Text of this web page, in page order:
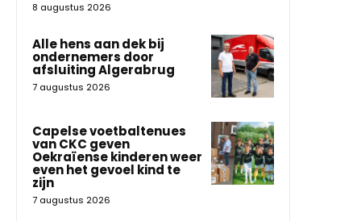
8 augustus 2026
Alle hens aan dek bij
ondernemers door
afsluiting Algerabrug
7 augustus 2026
Capelse voetbaltenues
van CKC geven
Oekraïense kinderen weer
even het gevoel kind te
zijn
7 augustus 2026